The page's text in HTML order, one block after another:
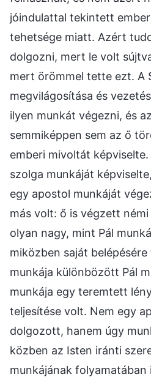
jóindulattal tekintett
tehetsége miatt. Azért
dolgozni, mert le volt
mert örömmel tette ezt. A
megvilágosítása és
ilyen munkát végezni, és
semmiképpen sem az ő
emberi mivoltát képviselte.
szolga munkáját
egy apostol munkáját
más volt: ő is végzett
olyan nagy, mint Pál
miközben saját
munkája különbözött Pál
munkája egy teremtett
teljesítése volt. Nem egy
dolgozott, hanem úgy
közben az Isten iránti
munkájának folyamatában